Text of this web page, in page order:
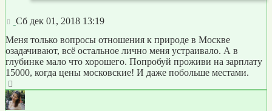
Сообщение
Сб дек 01, 2018 13:19
Меня только вопросы отношения к природе в Москве
озадачивают, всё остальное лично меня устраивало. А в
глубинке мало что хорошего. Попробуй проживи на зарплату
15000, когда цены московские! И даже побольше местами.
к
началу